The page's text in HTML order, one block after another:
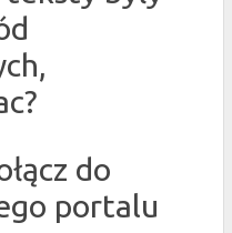
do
portalu